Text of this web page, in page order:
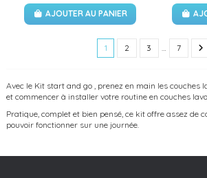
AJOUTER AU PANIER
1 2 3 7
Avec le Kit start and go , prenez en main les couches
et commencer à installer votre routine en couches
Pratique, complet et bien pensé, ce kit offre assez de
pouvoir fonctionner sur une journée.